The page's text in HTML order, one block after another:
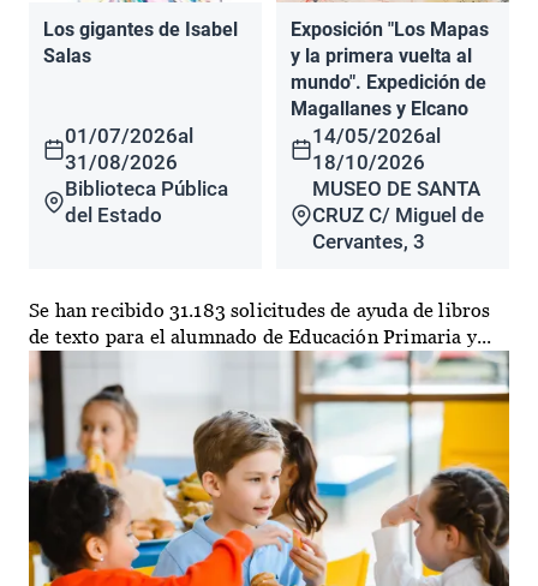
Los gigantes de Isabel
Salas
01/07/2026al
31/08/2026
Biblioteca Pública
del Estado
Exposición "Los Mapas
y la primera vuelta al
mundo". Expedición de
Magallanes y Elcano
14/05/2026al
18/10/2026
MUSEO DE SANTA
CRUZ C/ Miguel de
Cervantes, 3
Se han recibido 31.183 solicitudes de ayuda de libros
de texto para el alumnado de Educación Primaria y...